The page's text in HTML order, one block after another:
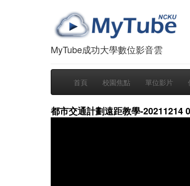
MyTube成功大學數位影音雲
首頁 校園焦點 單位影片
都市交通計劃遠距教學-20211214